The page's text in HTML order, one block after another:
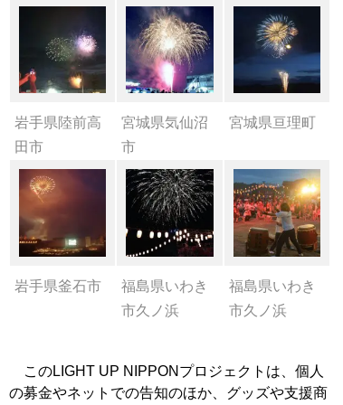
岩手県陸前高
田市
宮城県気仙沼
市
宮城県亘理町
岩手県釜石市
福島県いわき
市久ノ浜
福島県いわき
市久ノ浜
このLIGHT UP NIPPONプロジェクトは、個人
の募金やネットでの告知のほか、グッズや支援商